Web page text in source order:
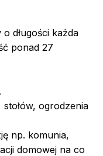
długości każda
ponad 27
ogrodzenia
np. komunia,
domowej na co